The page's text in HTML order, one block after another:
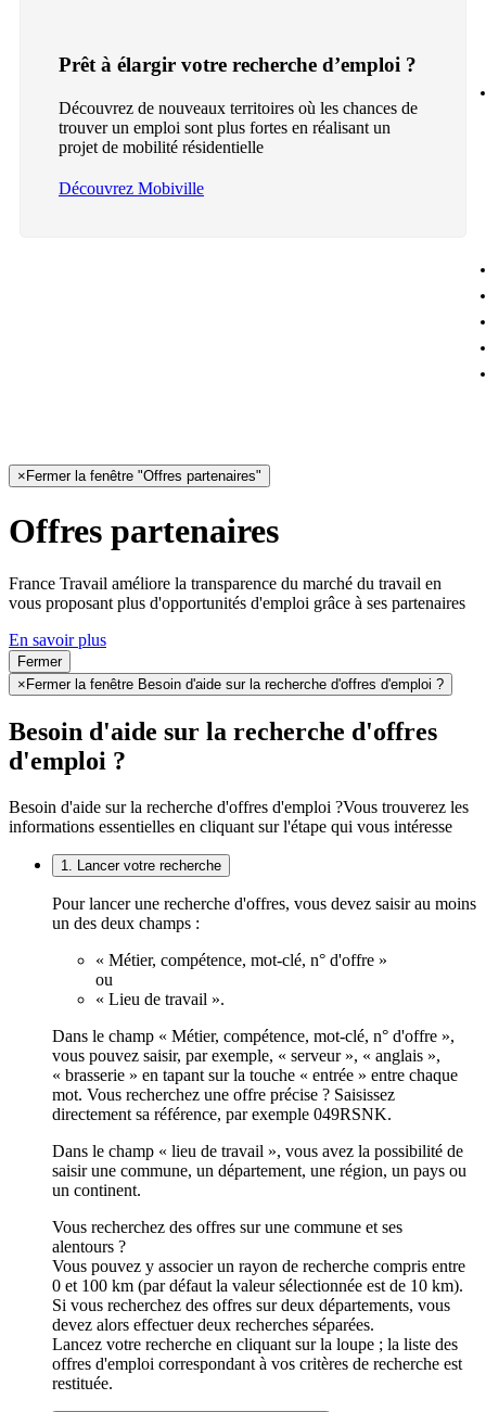
Prêt à élargir votre recherche d’emploi ?
Découvrez de nouveaux territoires où les chances de
trouver un emploi sont plus fortes en réalisant un
projet de mobilité résidentielle
Découvrez Mobiville
× Fermer la fenêtre "Offres partenaires"
Offres partenaires
France Travail améliore la transparence du marché du travail en
vous proposant plus d'opportunités d'emploi grâce à ses partenaires
En savoir plus
Fermer
× Fermer la fenêtre Besoin d'aide sur la recherche d'offres d'emploi ?
Besoin d'aide sur la recherche d'offres
d'emploi ?
Besoin d'aide sur la recherche d'offres d'emploi ?Vous trouverez les
informations essentielles en cliquant sur l'étape qui vous intéresse
1. Lancer votre recherche
Pour lancer une recherche d'offres, vous devez saisir au moins
un des deux champs :
« Métier, compétence, mot-clé, n° d'offre »
ou
« Lieu de travail ».
Dans le champ « Métier, compétence, mot-clé, n° d'offre »,
vous pouvez saisir, par exemple, « serveur », « anglais »,
« brasserie » en tapant sur la touche « entrée » entre chaque
mot. Vous recherchez une offre précise ? Saisissez
directement sa référence, par exemple 049RSNK.
Dans le champ « lieu de travail », vous avez la possibilité de
saisir une commune, un département, une région, un pays ou
un continent.
Vous recherchez des offres sur une commune et ses
alentours ?
Vous pouvez y associer un rayon de recherche compris entre
0 et 100 km (par défaut la valeur sélectionnée est de 10 km).
Si vous recherchez des offres sur deux départements, vous
devez alors effectuer deux recherches séparées.
Lancez votre recherche en cliquant sur la loupe ; la liste des
offres d'emploi correspondant à vos critères de recherche est
restituée.